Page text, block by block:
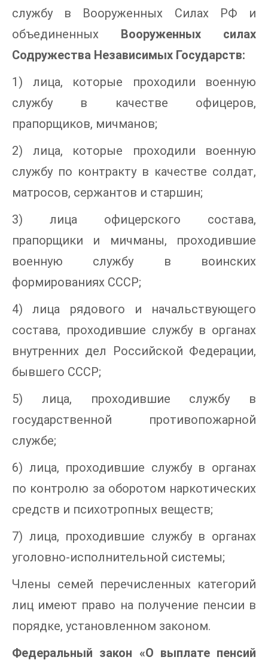
службу в Вооруженных Силах РФ и
объединенных Вооруженных силах
Содружества Независимых Государств:
1) лица, которые проходили военную
службу в качестве офицеров,
прапорщиков, мичманов;
2) лица, которые проходили военную
службу по контракту в качестве солдат,
матросов, сержантов и старшин;
3) лица офицерского состава,
прапорщики и мичманы, проходившие
военную службу в воинских
формированиях СССР;
4) лица рядового и начальствующего
состава, проходившие службу в органах
внутренних дел Российской Федерации,
бывшего СССР;
5) лица, проходившие службу в
государственной противопожарной
службе;
6) лица, проходившие службу в органах
по контролю за оборотом наркотических
средств и психотропных веществ;
7) лица, проходившие службу в органах
уголовно-исполнительной системы;
Члены семей перечисленных категорий
лиц имеют право на получение пенсии в
порядке, установленном законом.
Федеральный закон «О выплате пенсий